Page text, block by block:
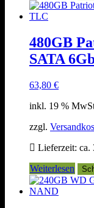
480GB
SATA
63,80 €
inkl. 19 %
zzgl.
Lieferzeit: ca.
Weiterlesen